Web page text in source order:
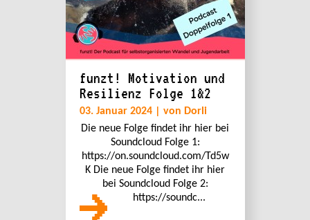
funzt! Motivation und
Resilienz Folge 1&2
03. Januar 2024 | von Dorli
Die neue Folge findet ihr hier bei
Soundcloud Folge 1:
https://on.soundcloud.com/Td5w
K Die neue Folge findet ihr hier
bei Soundcloud Folge 2:
https://soundc...